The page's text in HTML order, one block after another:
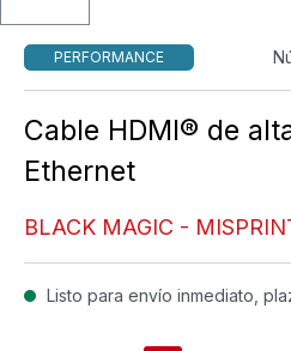
PERFORMANCE
Cable HDMI® de
Ethernet
BLACK MAGIC -
Listo para envío inmediato,